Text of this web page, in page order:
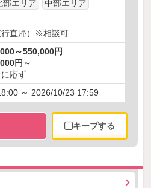
部エリア
中部エリア
行直帰）※相談可
～550,000円
円～
応ず
～ 2026/10/23 17:59
キープする